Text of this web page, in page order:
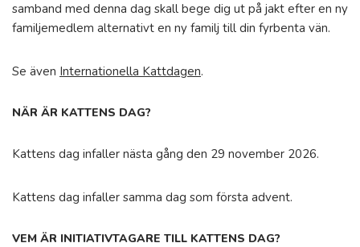
samband med denna dag skall bege dig ut på jakt efter en ny
familjemedlem alternativt en ny familj till din fyrbenta vän.
Se även Internationella Kattdagen.
NÄR ÄR KATTENS DAG?
Kattens dag infaller nästa gång den 29 november 2026.
Kattens dag infaller samma dag som första advent.
VEM ÄR INITIATIVTAGARE TILL KATTENS DAG?